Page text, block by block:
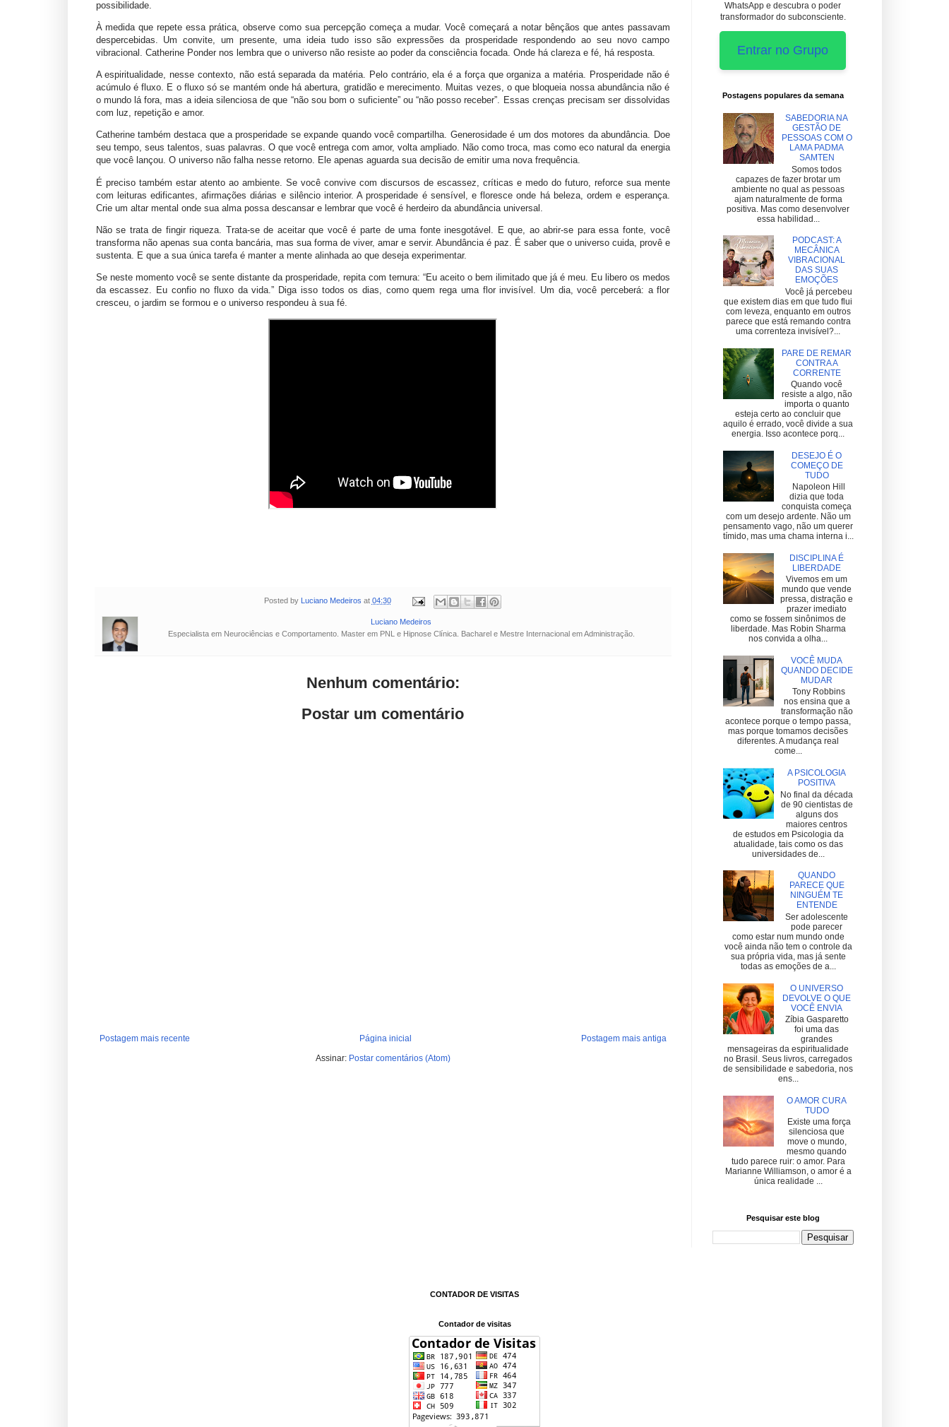
possibilidade.
À medida que repete essa prática, observe como sua percepção começa a mudar. Você começará a notar bênçãos que antes passavam
despercebidas. Um convite, um presente, uma ideia tudo isso são expressões da prosperidade respondendo ao seu novo campo
vibracional. Catherine Ponder nos lembra que o universo não resiste ao poder da consciência focada. Onde há clareza e fé, há resposta.
A espiritualidade, nesse contexto, não está separada da matéria. Pelo contrário, ela é a força que organiza a matéria. Prosperidade não é
acúmulo é fluxo. E o fluxo só se mantém onde há abertura, gratidão e merecimento. Muitas vezes, o que bloqueia nossa abundância não é
o mundo lá fora, mas a ideia silenciosa de que “não sou bom o suficiente” ou “não posso receber”. Essas crenças precisam ser dissolvidas
com luz, repetição e amor.
Catherine também destaca que a prosperidade se expande quando você compartilha. Generosidade é um dos motores da abundância. Doe
seu tempo, seus talentos, suas palavras. O que você entrega com amor, volta ampliado. Não como troca, mas como eco natural da energia
que você lançou. O universo não falha nesse retorno. Ele apenas aguarda sua decisão de emitir uma nova frequência.
É preciso também estar atento ao ambiente. Se você convive com discursos de escassez, críticas e medo do futuro, reforce sua mente
com leituras edificantes, afirmações diárias e silêncio interior. A prosperidade é sensível, e floresce onde há beleza, ordem e esperança.
Crie um altar mental onde sua alma possa descansar e lembrar que você é herdeiro da abundância universal.
Não se trata de fingir riqueza. Trata-se de aceitar que você é parte de uma fonte inesgotável. E que, ao abrir-se para essa fonte, você
transforma não apenas sua conta bancária, mas sua forma de viver, amar e servir. Abundância é paz. É saber que o universo cuida, provê e
sustenta. E que a sua única tarefa é manter a mente alinhada ao que deseja experimentar.
Se neste momento você se sente distante da prosperidade, repita com ternura: “Eu aceito o bem ilimitado que já é meu. Eu libero os medos
da escassez. Eu confio no fluxo da vida.” Diga isso todos os dias, como quem rega uma flor invisível. Um dia, você perceberá: a flor
cresceu, o jardim se formou e o universo respondeu à sua fé.
Posted by Luciano Medeiros at 04:30
Luciano Medeiros
Especialista em Neurociências e Comportamento. Master em PNL e Hipnose Clínica. Bacharel e Mestre Internacional em Administração.
Nenhum comentário:
Postar um comentário
Postagem mais recente Postagem mais antiga
Página inicial
Assinar: Postar comentários (Atom)
WhatsApp e descubra o poder
transformador do subconsciente.
Entrar no Grupo
Postagens populares da semana
SABEDORIA NA
GESTÃO DE
PESSOAS COM O
LAMA PADMA
SAMTEN
Somos todos
capazes de fazer brotar um
ambiente no qual as pessoas
ajam naturalmente de forma
positiva. Mas como desenvolver
essa habilidad...
PODCAST: A
MECÂNICA
VIBRACIONAL
DAS SUAS
EMOÇÕES
Você já percebeu
que existem dias em que tudo flui
com leveza, enquanto em outros
parece que está remando contra
uma correnteza invisível?...
PARE DE REMAR
CONTRA A
CORRENTE
Quando você
resiste a algo, não
importa o quanto
esteja certo ao concluir que
aquilo é errado, você divide a sua
energia. Isso acontece porq...
DESEJO É O
COMEÇO DE
TUDO
Napoleon Hill
dizia que toda
conquista começa
com um desejo ardente. Não um
pensamento vago, não um querer
tímido, mas uma chama interna i...
DISCIPLINA É
LIBERDADE
Vivemos em um
mundo que vende
pressa, distração e
prazer imediato
como se fossem sinônimos de
liberdade. Mas Robin Sharma
nos convida a olha...
VOCÊ MUDA
QUANDO DECIDE
MUDAR
Tony Robbins
nos ensina que a
transformação não
acontece porque o tempo passa,
mas porque tomamos decisões
diferentes. A mudança real
come...
A PSICOLOGIA
POSITIVA
No final da década
de 90 cientistas de
alguns dos
maiores centros
de estudos em Psicologia da
atualidade, tais como os das
universidades de...
QUANDO
PARECE QUE
NINGUÉM TE
ENTENDE
Ser adolescente
pode parecer
como estar num mundo onde
você ainda não tem o controle da
sua própria vida, mas já sente
todas as emoções de a...
O UNIVERSO
DEVOLVE O QUE
VOCÊ ENVIA
Zíbia Gasparetto
foi uma das
grandes
mensageiras da espiritualidade
no Brasil. Seus livros, carregados
de sensibilidade e sabedoria, nos
ens...
O AMOR CURA
TUDO
Existe uma força
silenciosa que
move o mundo,
mesmo quando
tudo parece ruir: o amor. Para
Marianne Williamson, o amor é a
única realidade ...
Pesquisar este blog
CONTADOR DE VISITAS
Contador de visitas